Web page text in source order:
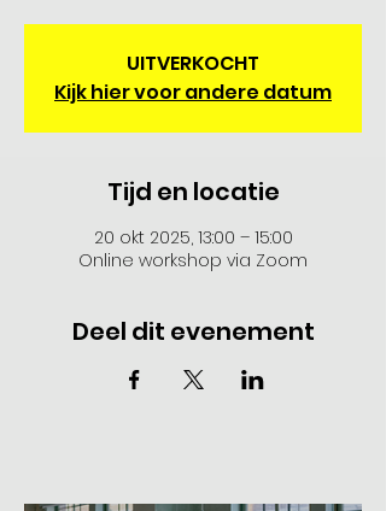
UITVERKOCHT
Kijk hier voor andere datum
Tijd en locatie
20 okt 2025, 13:00 – 15:00
Online workshop via Zoom
Deel dit evenement